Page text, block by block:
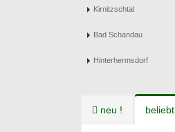
Kirnitzschtal
Bad Schandau
Hinterhermsdorf
neu ! beliebt